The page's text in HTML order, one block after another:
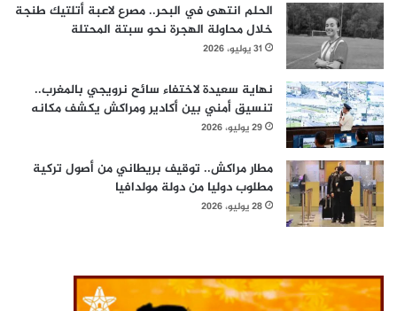
الحلم انتهى في البحر.. مصرع لاعبة أتلتيك طنجة
خلال محاولة الهجرة نحو سبتة المحتلة
31 يوليو، 2026
نهاية سعيدة لاختفاء سائح نرويجي بالمغرب..
تنسيق أمني بين أكادير ومراكش يكشف مكانه
29 يوليو، 2026
مطار مراكش.. توقيف بريطاني من أصول تركية
مطلوب دوليا من دولة مولدافيا
28 يوليو، 2026